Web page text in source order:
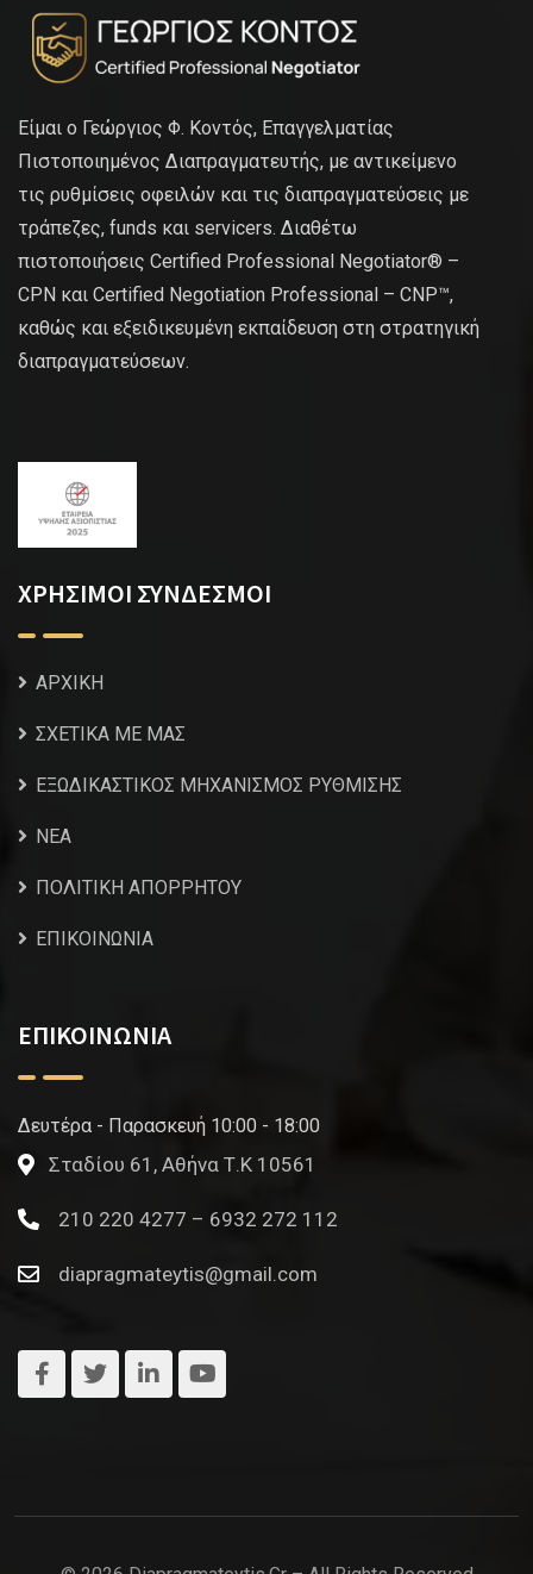
Είμαι ο Γεώργιος Φ. Κοντός, Επαγγελματίας
Πιστοποιημένος Διαπραγματευτής, με αντικείμενο
τις ρυθμίσεις οφειλών και τις διαπραγματεύσεις με
τράπεζες, funds και servicers. Διαθέτω
πιστοποιήσεις Certified Professional Negotiator® –
CPN και Certified Negotiation Professional – CNP™,
καθώς και εξειδικευμένη εκπαίδευση στη στρατηγική
διαπραγματεύσεων.
ΧΡΗΣΙΜΟΙ ΣΥΝΔΕΣΜΟΙ
ΑΡΧΙΚΗ
ΣΧΕΤΙΚΑ ΜΕ ΜΑΣ
ΕΞΩΔΙΚΑΣΤΙΚΟΣ ΜΗΧΑΝΙΣΜΟΣ ΡΥΘΜΙΣΗΣ
NEA
ΠΟΛΙΤΙΚΗ ΑΠΟΡΡΗΤΟΥ
ΕΠΙΚΟΙΝΩΝΙΑ
ΕΠΙΚΟΙΝΩΝΙΑ
Δευτέρα - Παρασκευή 10:00 - 18:00
Σταδίου 61, Αθήνα Τ.Κ 10561
210 220 4277 – 6932 272 112
diapragmateytis@gmail.com